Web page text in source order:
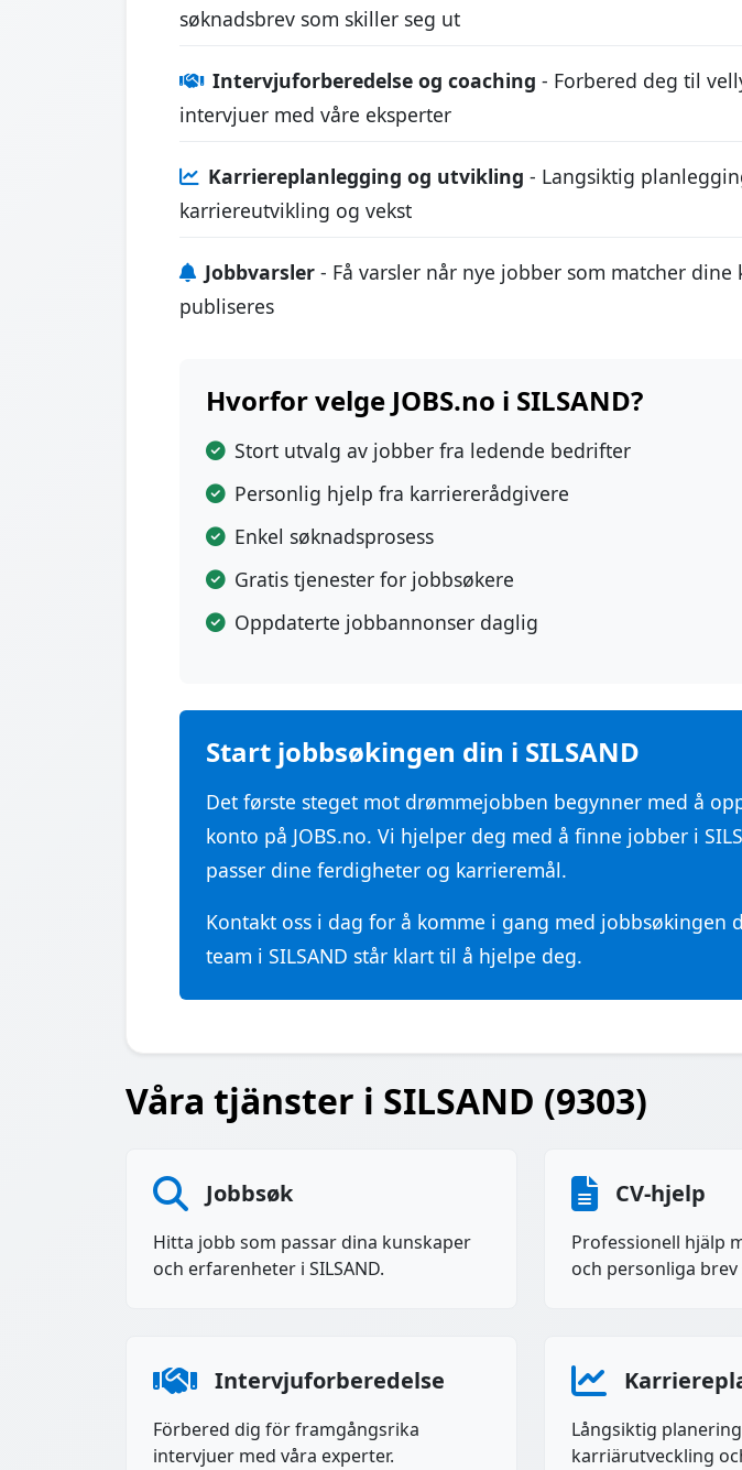
søknadsbrev som skiller seg ut
Intervjuforberedelse og coaching - Forbered deg til
intervjuer med våre eksperter
Karriereplanlegging og utvikling - Langsiktig
karriereutvikling og vekst
Jobbvarsler - Få varsler når nye jobber som matcher dine
publiseres
Hvorfor velge JOBS.no i SILSAND?
Stort utvalg av jobber fra ledende bedrifter
Personlig hjelp fra karriererådgivere
Enkel søknadsprosess
Gratis tjenester for jobbsøkere
Oppdaterte jobbannonser daglig
Start jobbsøkingen din i SILSAND
Det første steget mot drømmejobben begynner med å
konto på JOBS.no. Vi hjelper deg med å finne jobber i
passer dine ferdigheter og karrieremål.
Kontakt oss i dag for å komme i gang med jobbsøkingen
team i SILSAND står klart til å hjelpe deg.
Våra tjänster i SILSAND (9303)
Jobbsøk
Hitta jobb som passar dina kunskaper
och erfarenheter i SILSAND.
CV-hjelp
Professionell hjälp
och personliga
Intervjuforberedelse
Förbered dig för framgångsrika
intervjuer med våra experter.
Långsiktig
karriärutveckling